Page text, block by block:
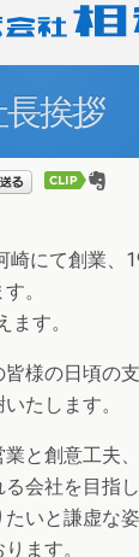
挨拶
崎にて創業、
。
す。
様の日頃の
たします。
と創意工夫、
会社を目指し
いと謙虚な
ます。